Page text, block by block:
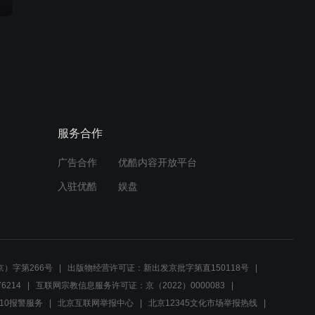
服务合作
广告合作 优酷内容开放平台
入驻优酷 娱盘
）字第266号
出版物经营许可证：新出发京批字第直150118号
互联网宗教信息服务许可证：京（2022）0000083
报警服务
北京互联网举报中心 北京12345文化市场举报热线